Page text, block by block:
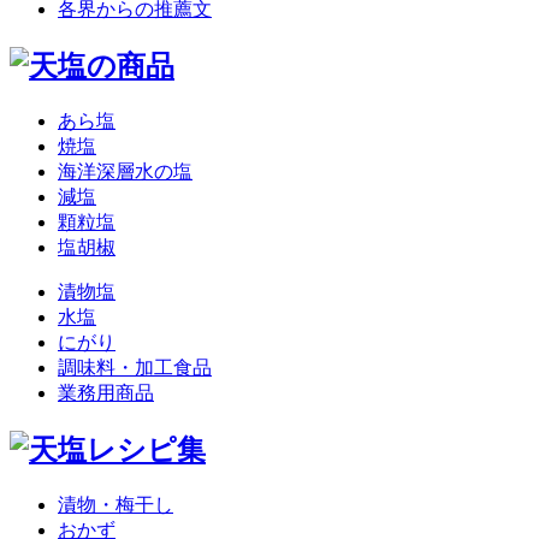
各界からの推薦文
あら塩
焼塩
海洋深層水の塩
減塩
顆粒塩
塩胡椒
漬物塩
水塩
にがり
調味料・加工食品
業務用商品
漬物・梅干し
おかず